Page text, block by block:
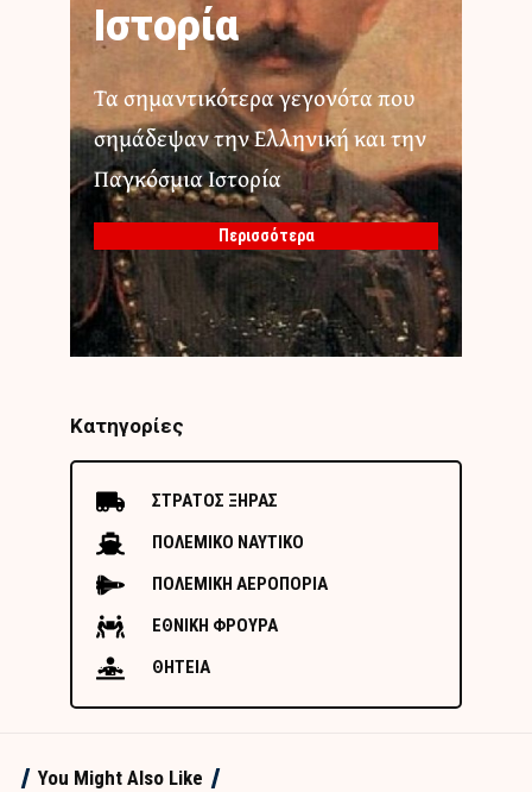
Ιστορία
Τα σημαντικότερα γεγονότα που
σημάδεψαν την Ελληνική και την
Παγκόσμια Ιστορία
Περισσότερα
Κατηγορίες
ΣΤΡΑΤΟΣ ΞΗΡΑΣ
ΠΟΛΕΜΙΚΟ ΝΑΥΤΙΚΟ
ΠΟΛΕΜΙΚΗ ΑΕΡΟΠΟΡΙΑ
ΕΘΝΙΚΗ ΦΡΟΥΡΑ
ΘΗΤΕΙΑ
You Might Also Like